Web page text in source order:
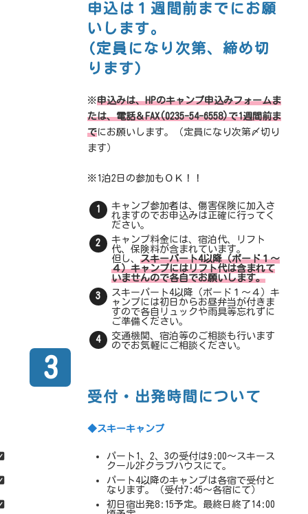
申込は１週間前までにお願
いします。
(定員になり次第、締め切
ります)
※申込みは、HPのキャンプ申込みフォームま
たは、電話＆FAX(0235-54-6558)で1週間前ま
でにお願いします。（定員になり次第〆切り
ます）
※1泊2日の参加もＯＫ！！
キャンプ参加者は、傷害保険に加入さ
れますのでお申込みは正確に行ってく
ださい。
キャンプ料金には、宿泊代、リフト
代、保険料が含まれています。
但し、 スキーパート4以降（ボード１～
４）キャンプにはリフト代は含まれて
いませんので各自でお願いします。
スキーパート4以降（ボード１～４）キ
ャンプには初日からお昼弁当が付きま
すので各自リュックや雨具等忘れずに
ご準備ください。
交通機関、宿泊等のご相談も行います
のでお気軽にご相談ください。
3
受付・出発時間について
◆スキーキャンプ
パート1、2、3の受付は9:00～スキース
クール2Fクラブハウスにて。
パート4以降のキャンプは各宿で受付と
なります。（受付7:45～各宿にて）
初日宿出発8:15予定。最終日終了14:00